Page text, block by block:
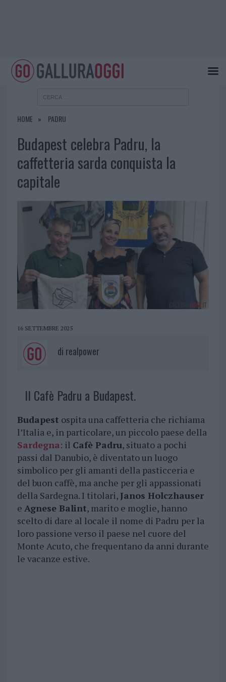
HOME PADRU
Budapest celebra Padru, la
caffetteria sarda conquista la
capitale
16 SETTEMBRE 2025
di realpower
Il Cafè Padru a Budapest.
Budapest ospita una caffetteria che richiama
l’Italia e, in particolare, un piccolo paese della
Sardegna: il Cafè Padru, situato a pochi
passi dal Danubio, è diventato un luogo
simbolico per gli amanti della pasticceria e
del buon caffè, ma anche per gli appassionati
della Sardegna. I titolari,Janos Holczhauser
e Agnese Balint, marito e moglie, hanno
scelto di dare al locale il nome di Padru per la
loro passione verso il paese nel cuore del
Monte Acuto, che frequentano da anni durante
le vacanze estive.